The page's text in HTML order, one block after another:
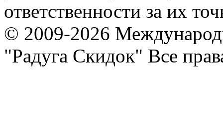
ответственности за их
© 2009-2026
"Радуга Скидок" Все